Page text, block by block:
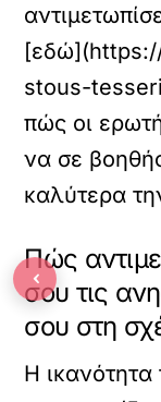
stous-
πώς οι
να σε
καλύτερα
Πώς
σου τις
σου στη
Η
‹